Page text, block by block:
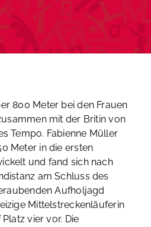
800 Meter bei den Frauen
mit der Britin von
Tempo. Fabienne Müller
Meter in die ersten
und fand sich nach
am Schluss des
Aufholjagd
Mittelstreckenläuferin
vier vor. Die